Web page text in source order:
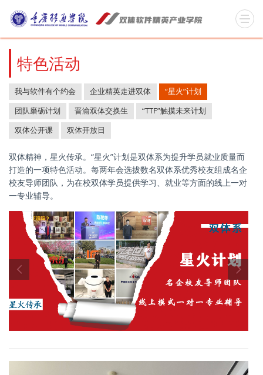
特色活动
我与软件有个约会 企业精英走进双体
“星火”计划
团队磨砺计划
晋渝双体交换生
“TTF”触摸未来计划
双体公开课
双体开放日
双体精神，星火传承。“星火”计划是双体系为提升学员就业质量而
打造的一项特色活动。每两年会选拔数名双体系优秀校友组成名企
校友导师团队，为在校双体学员提供学习、就业等方面的线上一对
一专业辅导。